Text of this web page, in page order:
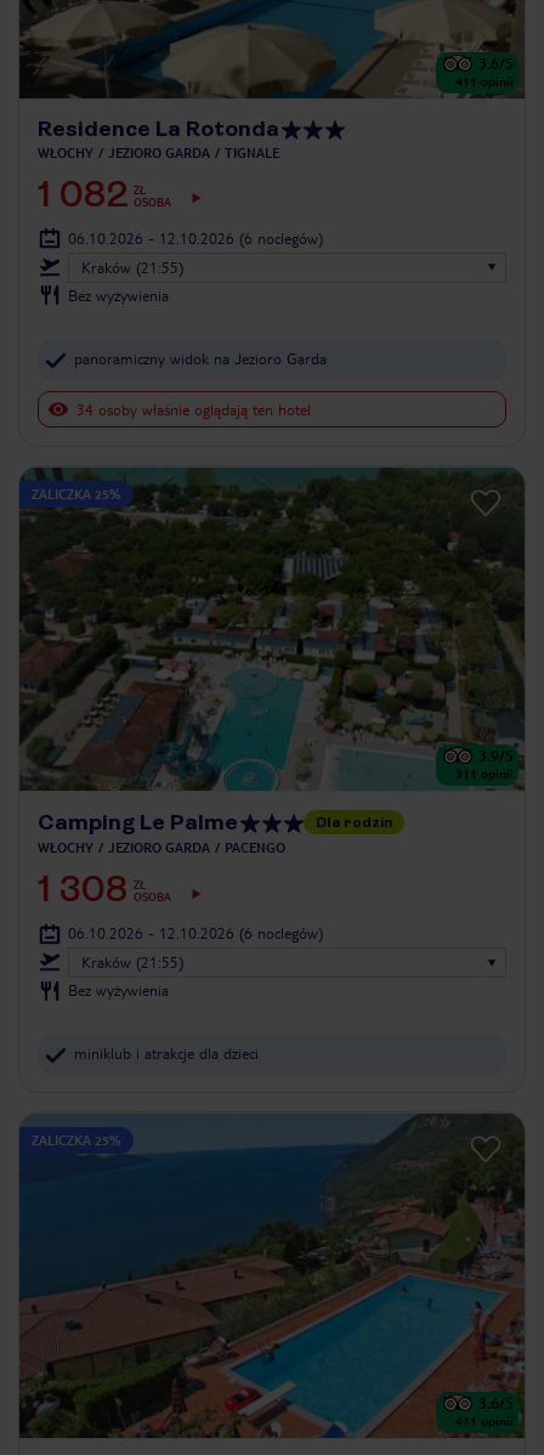
3.6/5
411 opinii
Residence La Rotonda
WŁOCHY JEZIORO GARDA TIGNALE
1 082 ZŁ
OSOBA
06.10.2026 - 12.10.2026 (6 noclegów)
Kraków (21:55)
Bez wyżywienia
panoramiczny widok na Jezioro Garda
34 osoby właśnie oglądają ten hotel
ZALICZKA 25%
3.9/5
311 opinii
Camping Le Palme Dla rodzin
WŁOCHY JEZIORO GARDA PACENGO
1 308 ZŁ
OSOBA
06.10.2026 - 12.10.2026 (6 noclegów)
Kraków (21:55)
Bez wyżywienia
miniklub i atrakcje dla dzieci
ZALICZKA 25%
3.6/5
411 opinii